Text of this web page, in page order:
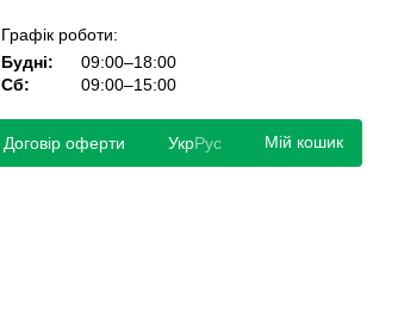
Графік роботи:
Будні:
09:00–18:00
Сб:
09:00–15:00
Договір оферти УкрРус Мій кошик